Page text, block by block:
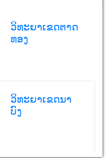
ວິທະຍາເຂດຕາດ
ທອງ
ວິທະຍາເຂດນາ
ບົງ